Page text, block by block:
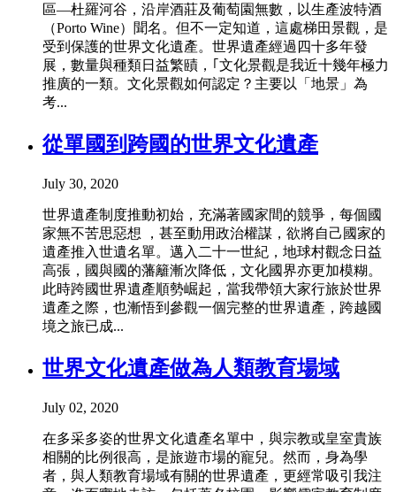
區—杜羅河谷，沿岸酒莊及葡萄園無數，以生產波特酒
（Porto Wine）聞名。但不一定知道，這處梯田景觀，是
受到保護的世界文化遺產。世界遺產經過四十多年發
展，數量與種類日益繁賾，｢文化景觀是我近十幾年極力
推廣的一類。文化景觀如何認定？主要以「地景」為
考...
從單國到跨國的世界文化遺產
July 30, 2020
世界遺產制度推動初始，充滿著國家間的競爭，每個國
家無不苦思惡想 ，甚至動用政治權謀，欲將自己國家的
遺產推入世遺名單。邁入二十一世紀，地球村觀念日益
高張，國與國的藩籬漸次降低，文化國界亦更加模糊。
此時跨國世界遺產順勢崛起，當我帶領大家行旅於世界
遺產之際，也漸悟到參觀一個完整的世界遺產，跨越國
境之旅已成...
世界文化遺產做為人類教育場域
July 02, 2020
在多采多姿的世界文化遺產名單中，與宗教或皇室貴族
相關的比例很高，是旅遊市場的寵兒。然而，身為學
者，與人類教育場域有關的世界遺產，更經常吸引我注